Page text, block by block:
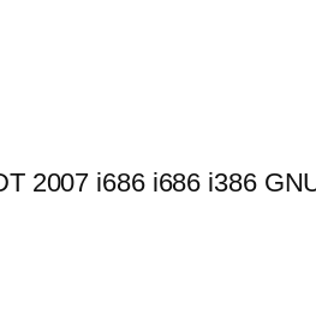
2007 i686 i686 i386